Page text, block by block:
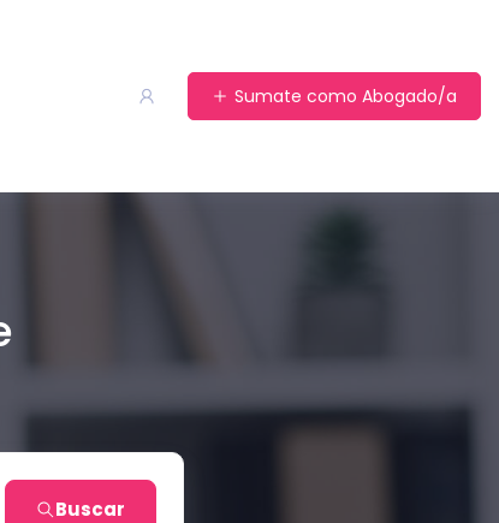
Sumate como Abogado/a
Buscar